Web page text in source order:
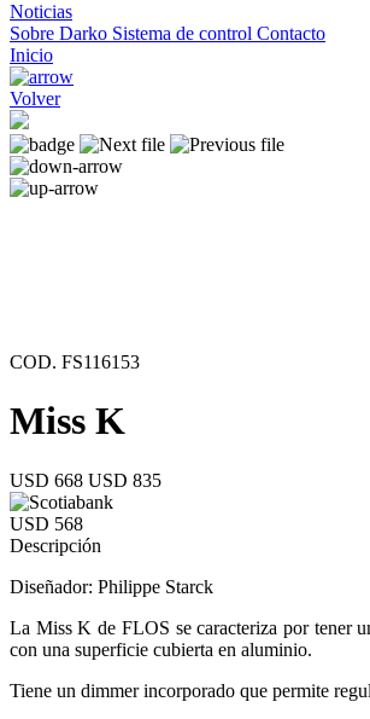
Noticias
Sobre Darko Sistema de control Contacto
Inicio
Volver
COD. FS116153
Miss K
USD 668 USD 835
USD 568
Descripción
Diseñador: Philippe Starck
La Miss K de FLOS se caracteriza por tener
con una superficie cubierta en aluminio.
Tiene un dimmer incorporado que permite